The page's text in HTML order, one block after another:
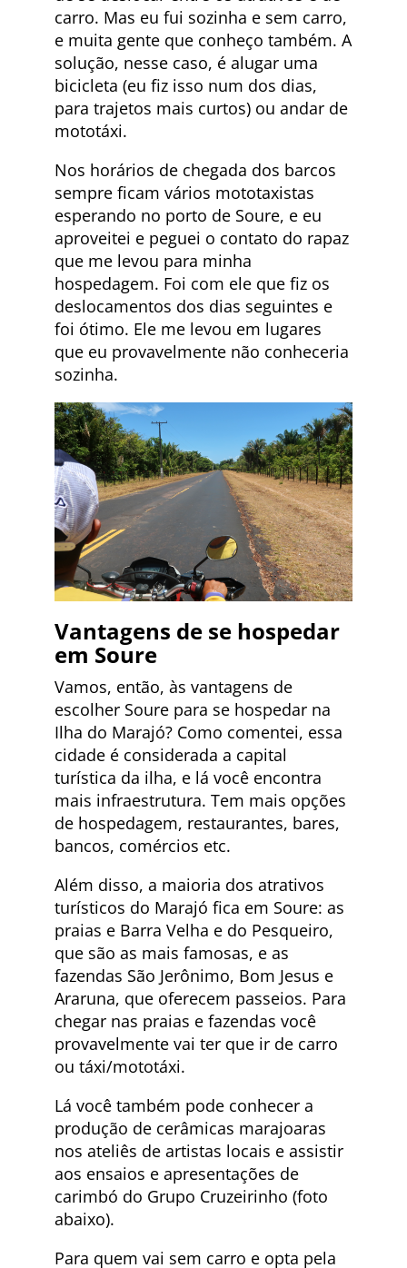
carro. Mas eu fui sozinha e sem carro,
e muita gente que conheço também. A
solução, nesse caso, é alugar uma
bicicleta (eu fiz isso num dos dias,
para trajetos mais curtos) ou andar de
mototáxi.
Nos horários de chegada dos barcos
sempre ficam vários mototaxistas
esperando no porto de Soure, e eu
aproveitei e peguei o contato do rapaz
que me levou para minha
hospedagem. Foi com ele que fiz os
deslocamentos dos dias seguintes e
foi ótimo. Ele me levou em lugares
que eu provavelmente não conheceria
sozinha.
Vantagens de se hospedar
em Soure
Vamos, então, às vantagens de
escolher Soure para se hospedar na
Ilha do Marajó? Como comentei, essa
cidade é considerada a capital
turística da ilha, e lá você encontra
mais infraestrutura. Tem mais opções
de hospedagem, restaurantes, bares,
bancos, comércios etc.
Além disso, a maioria dos atrativos
turísticos do Marajó fica em Soure: as
praias e Barra Velha e do Pesqueiro,
que são as mais famosas, e as
fazendas São Jerônimo, Bom Jesus e
Araruna, que oferecem passeios. Para
chegar nas praias e fazendas você
provavelmente vai ter que ir de carro
ou táxi/mototáxi.
Lá você também pode conhecer a
produção de cerâmicas marajoaras
nos ateliês de artistas locais e assistir
aos ensaios e apresentações de
carimbó do Grupo Cruzeirinho (foto
abaixo).
Para quem vai sem carro e opta pela